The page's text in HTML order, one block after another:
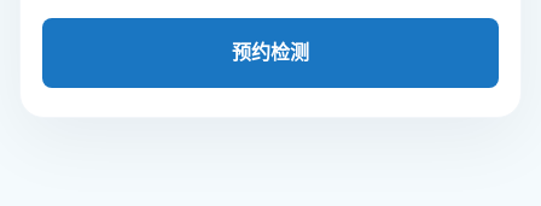
预约检测